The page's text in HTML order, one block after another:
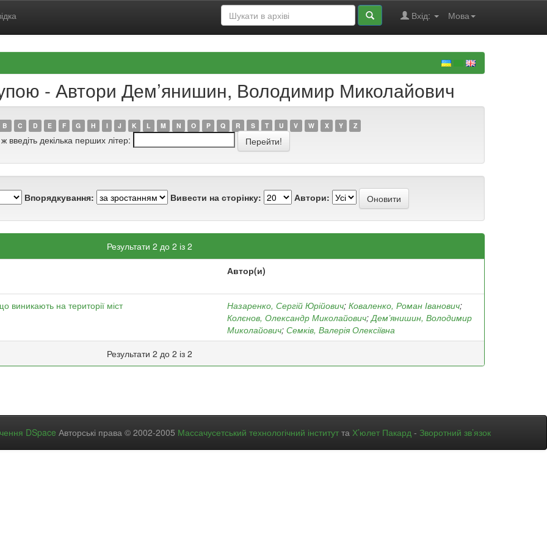
Мова
Вхід:
- Автори Дем’янишин, Володимир Миколайович
B C D E F G H I J K L M N O P Q R S T U V W X Y Z
введіть декілька перших літер:
Впорядкування: Вивести на сторінку: Автори:
Результати 2 до 2 із 2
Автор(и)
виникають на території міст Назаренко, Сергій Юрійович; Коваленко, Роман Іванович;
Колєнов, Олександр Миколайович;Дем’янишин, Володимир
Миколайович; Семків, Валерія Олексіївна
Результати 2 до 2 із 2
DSpace Авторські права © 2002-2005 Массачусетський технологічний інститут та Х’юлет Пакард - Зворотний зв’язок